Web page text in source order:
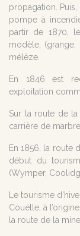
propagation. Puis,
pompe à
partir de 1870,
modèle,
mélèze.
En 1846 est
exploitation
Sur la route de
carrière de
En 1856, la route
début du
(Wymper,
Le tourisme
Couëlle, à
la route de la